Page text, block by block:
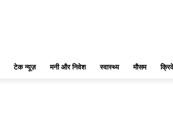
टेक न्यूज़ मनी और निवेश स्वास्थ्य मौसम